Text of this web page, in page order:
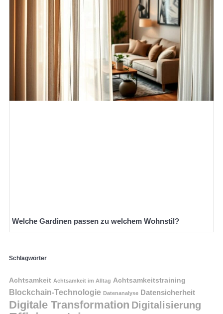
Welche Gardinen passen zu welchem Wohnstil?
Schlagwörter
Achtsamkeit Achtsamkeit im Alltag Achtsamkeitstraining
Blockchain-Technologie Datenanalyse Datensicherheit
Digitale Transformation Digitalisierung